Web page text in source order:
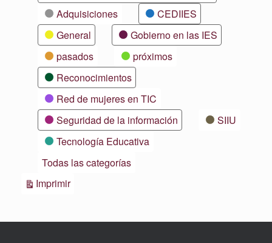
Adquisiciones
CEDIIES
General
Gobierno en las IES
pasados
próximos
Reconocimientos
Red de mujeres en TIC
Seguridad de la información
SIIU
Tecnología Educativa
Todas las categorías
ImprimirVistas